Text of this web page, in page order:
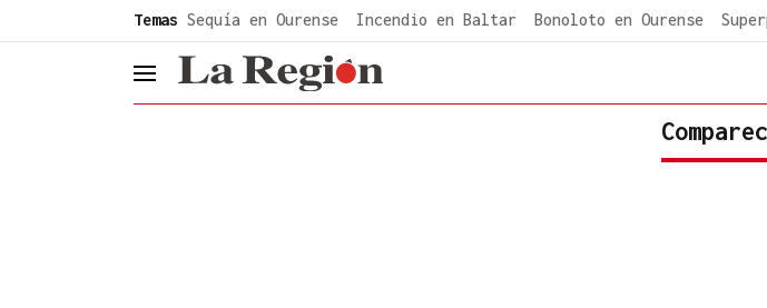
Temas Sequía en Ourense Incendio en Baltar Bonoloto en Ourense
header.menu.open